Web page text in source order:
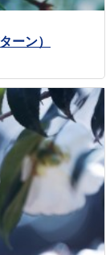
ーン）